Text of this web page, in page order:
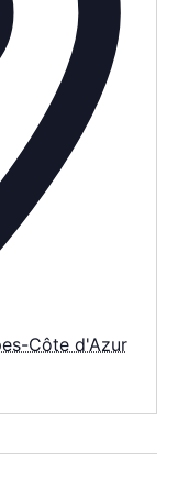
Côte d'Azur